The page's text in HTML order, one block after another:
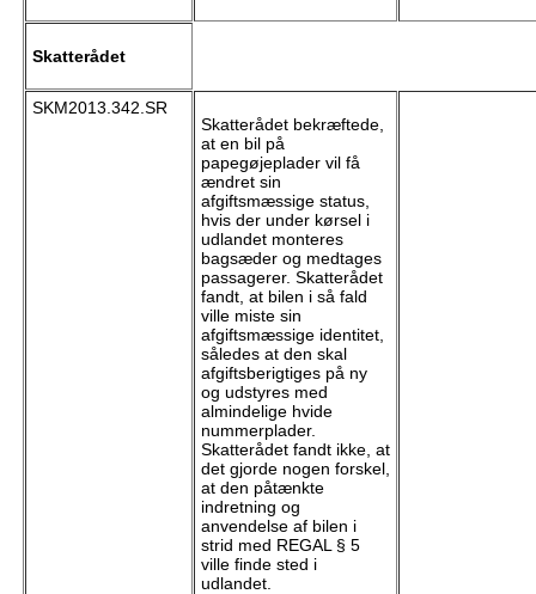
Skatterådet
SKM2013.342.SR
Skatterådet bekræftede,
at en bil på
papegøjeplader vil få
ændret sin
afgiftsmæssige status,
hvis der under kørsel i
udlandet monteres
bagsæder og medtages
passagerer. Skatterådet
fandt, at bilen i så fald
ville miste sin
afgiftsmæssige identitet,
således at den skal
afgiftsberigtiges på ny
og udstyres med
almindelige hvide
nummerplader.
Skatterådet fandt ikke, at
det gjorde nogen forskel,
at den påtænkte
indretning og
anvendelse af bilen i
strid med REGAL § 5
ville finde sted i
udlandet.